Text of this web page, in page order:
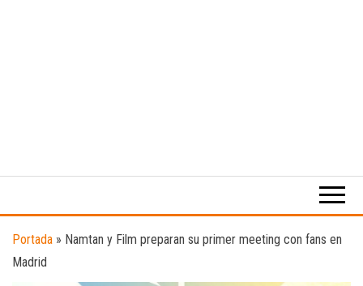
digital
el
deporte y
música.
Portada » Namtan y Film preparan su primer meeting con fans en
Madrid